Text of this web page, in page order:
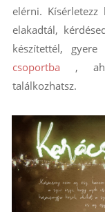
elérni.
elakadtál,
készítettél,
csoportba ,
találkozhatsz.